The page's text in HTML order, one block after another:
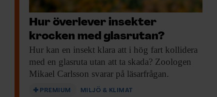
Hur överlever insekter
krocken med glasrutan?
Hur kan en insekt klara att i hög fart kollidera
med en glasruta utan att ta skada? Zoologen
Mikael Carlsson svarar på läsarfrågan.
PREMIUM MILJÖ & KLIMAT